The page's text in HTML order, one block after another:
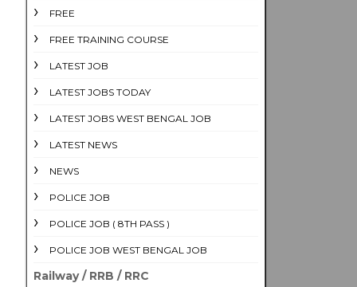
FREE
FREE TRAINING COURSE
LATEST JOB
LATEST JOBS TODAY
LATEST JOBS WEST BENGAL JOB
LATEST NEWS
NEWS
POLICE JOB
POLICE JOB ( 8TH PASS )
POLICE JOB WEST BENGAL JOB
Railway / RRB / RRC